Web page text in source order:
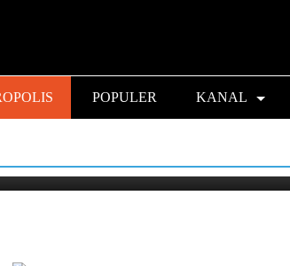
POPULER KANAL
Way Awi Kembali Penuh